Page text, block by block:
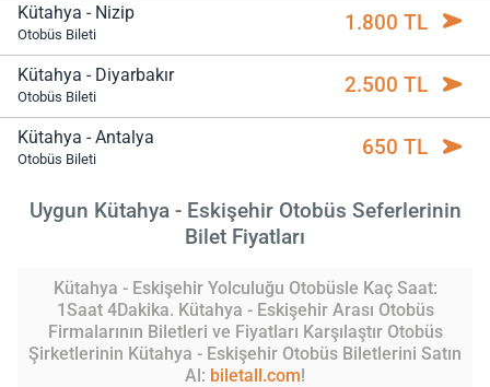
Kütahya - Nizip
Otobüs Bileti 1.800 TL
Kütahya - Diyarbakır
Otobüs Bileti 2.500 TL
Kütahya - Antalya
Otobüs Bileti 650 TL
Uygun Kütahya - Eskişehir Otobüs Seferlerinin
Bilet Fiyatları
Kütahya - Eskişehir Yolculuğu Otobüsle Kaç Saat:
1Saat 4Dakika. Kütahya - Eskişehir Arası Otobüs
Firmalarının Biletleri ve Fiyatları Karşılaştır Otobüs
Şirketlerinin Kütahya - Eskişehir Otobüs Biletlerini Satın
Al: biletall.com!